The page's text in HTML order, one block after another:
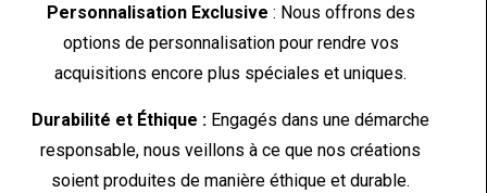
Personnalisation Exclusive : Nous offrons des
options de personnalisation pour rendre vos
acquisitions encore plus spéciales et uniques.
Durabilité et Éthique : Engagés dans une démarche
responsable, nous veillons à ce que nos créations
soient produites de manière éthique et durable.